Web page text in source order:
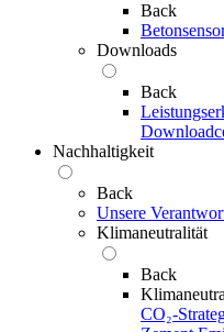
Back
Downloads
Back
Nachhaltigkeit
Back
Unsere
Klimaneutralität
Back
CO₂-